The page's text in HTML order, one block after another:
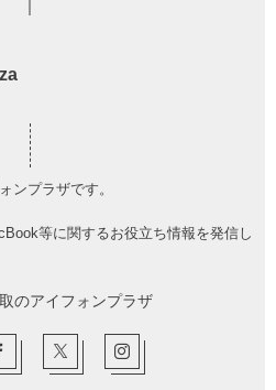
ンプラザです。
等に関するお役立ち情報を発信し
のアイフォンプラザ